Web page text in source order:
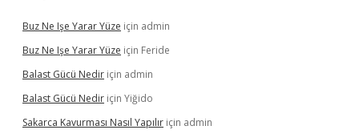
Buz Ne Işe Yarar Yüze için admin
Buz Ne Işe Yarar Yüze için Feride
Balast Gücü Nedir için admin
Balast Gücü Nedir için Yiğido
Sakarca Kavurması Nasıl Yapılır için admin